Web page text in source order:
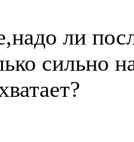
ли
сильно